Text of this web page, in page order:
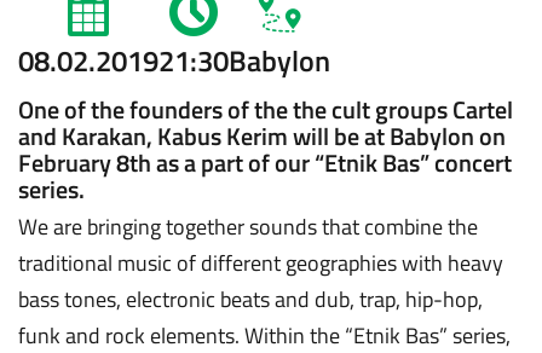
08.02.201921:30Babylon
One of the founders of the the cult groups Cartel
and Karakan, Kabus Kerim will be at Babylon on
February 8th as a part of our “Etnik Bas” concert
series.
We are bringing together sounds that combine the
traditional music of different geographies with heavy
bass tones, electronic beats and dub, trap, hip-hop,
funk and rock elements. Within the “Etnik Bas” series,